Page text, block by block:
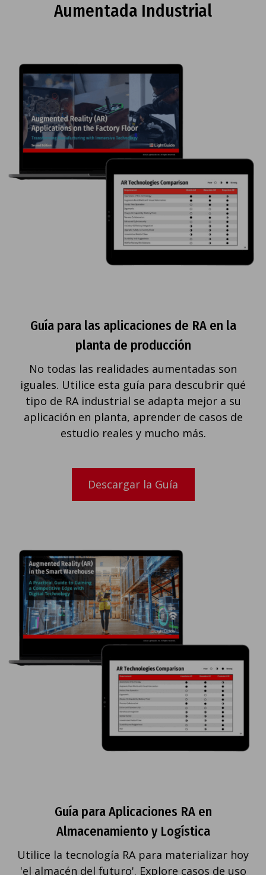
Aumentada Industrial
Guía para las aplicaciones de RA en la
planta de producción
No todas las realidades aumentadas son
iguales. Utilice esta guía para descubrir qué
tipo de RA industrial se adapta mejor a su
aplicación en planta, aprender de casos de
estudio reales y mucho más.
Descargar la Guía
Guía para Aplicaciones RA en
Almacenamiento y Logística
Utilice la tecnología RA para materializar hoy
'el almacén del futuro'. Explore casos de uso